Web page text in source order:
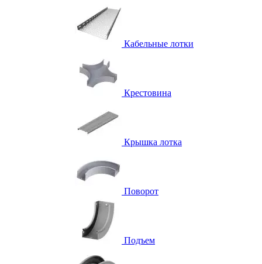
Кабельные лотки
Крестовина
Крышка лотка
Поворот
Подъем